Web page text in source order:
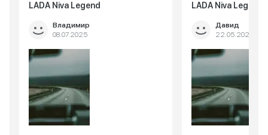
LADA Niva Legend
Владимир
08.07.2025
LADA Niva Legend
Давид
22.05.2025